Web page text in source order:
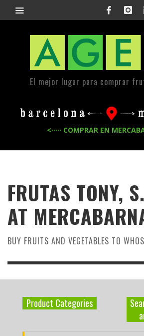
El mejor lugar para comprar
<····· COMPRAR EN
FRUTAS TONY,
AT
BUY FRUITS AND VEGETABLES TO
Product Categories